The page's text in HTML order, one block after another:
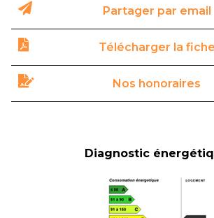
Partager par email
Télécharger la fiche
Nos honoraires
Diagnostic